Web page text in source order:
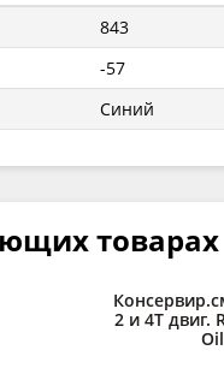
843
-57
Синий
товарах
2 и 4Т двиг.